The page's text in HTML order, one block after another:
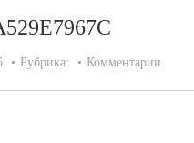
Рубрика: Комментарии